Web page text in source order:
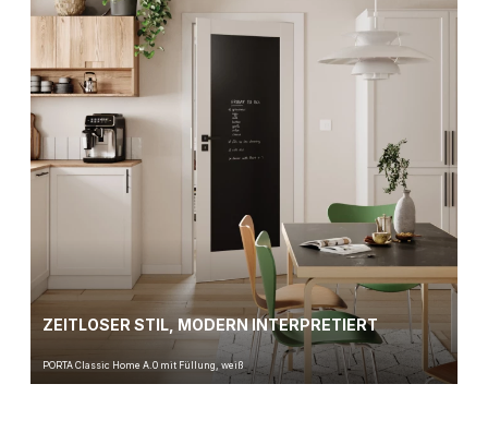
ZEITLOSER STIL, MODERN INTERPRETIERT
PORTA Classic Home A.0 mit Füllung, weiß